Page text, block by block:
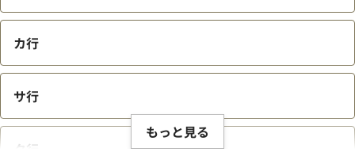
カ行
サ行
タ行
もっと見る